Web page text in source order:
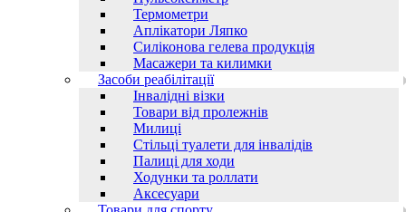
Термометри
Аплікатори Ляпко
Силіконова гелева продукція
Масажери та килимки
Засоби реабілітації
Інвалідні візки
Товари від пролежнів
Милиці
Стільці туалети для інвалідів
Палиці для ходи
Ходунки та роллати
Аксесуари